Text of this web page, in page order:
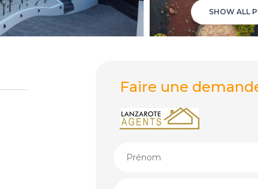
SHOW ALL
Faire une